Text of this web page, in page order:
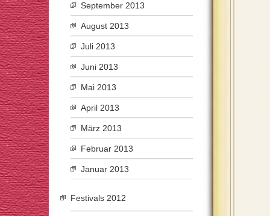
September 2013
August 2013
Juli 2013
Juni 2013
Mai 2013
April 2013
März 2013
Februar 2013
Januar 2013
Festivals 2012